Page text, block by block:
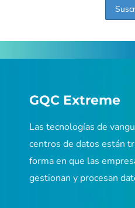
GQC Extreme
Las tecnologías de
centros de datos están
forma en que las
gestionan y procesan